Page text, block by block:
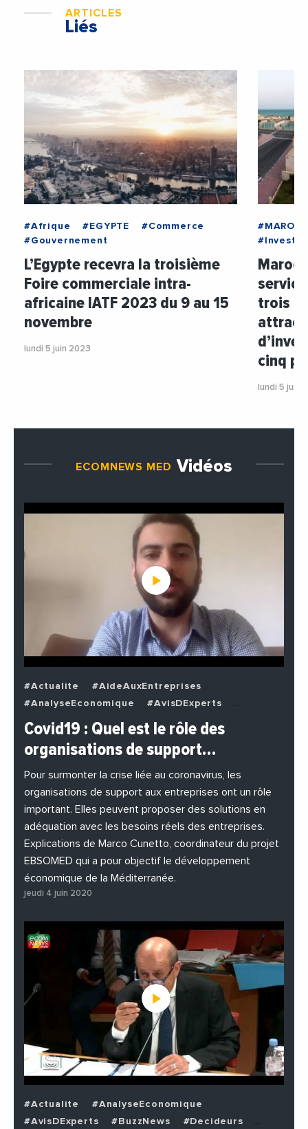
ARTICLES
Liés
#Afrique #EGYPTE
#Commerce
#Gouvernement
L’Egypte recevra la troisième
Foire commerciale intra-
africaine IATF 2023 du 9 au 15
novembre
lundi 5 juin 2023
#MAROC
Maroc
trois
cinq
lundi 5 juin
ECOMNEWS MED Vidéos
#Actualite
#AideAuxEntreprises
#AnalyseEconomique
#AvisDExperts
#BuzzNews
#Decideurs
#EchangesMediterraneens
#Economie
#EnDirectDe
#Entreprises
#Institutions
#PhotosEtVideos
Covid19 : Quel est le rôle des
organisations de support…
Pour surmonter la crise liée au coronavirus, les
organisations de support aux entreprises ont un rôle
important. Elles peuvent proposer des solutions en
adéquation avec les besoins réels des entreprises.
Explications de Marco Cunetto, coordinateur du projet
EBSOMED qui a pour objectif le développement
économique de la Méditerranée.
jeudi 4 juin 2020
#Actualite
#AnalyseEconomique
#AvisDExperts
#BuzzNews
#Decideurs